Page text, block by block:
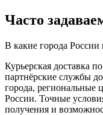
Часто
В какие города
Курьерская доставка
партнёрские службы
города, региональные
России. Точные
получения и